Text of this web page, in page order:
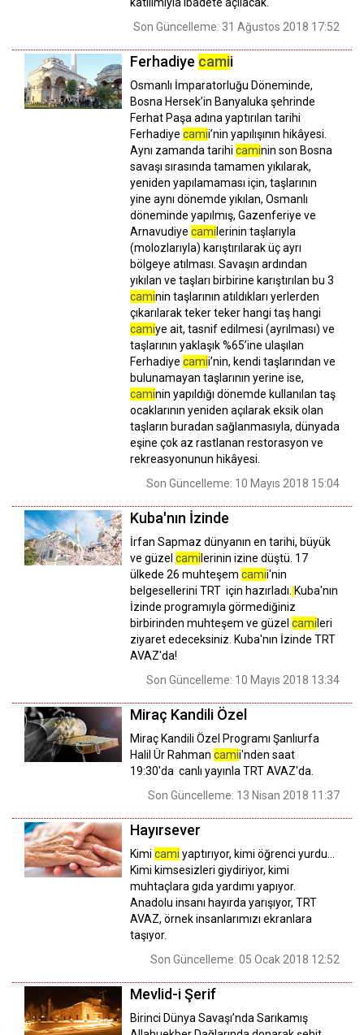
katılımıyla ibadete açılacak.
Son Güncelleme: 31 Ağustos 2018 17:52
Ferhadiye camii
Osmanlı İmparatorluğu Döneminde,
Bosna Hersek’in Banyaluka şehrinde
Ferhat Paşa adına yaptırılan tarihi
Ferhadiye camii’nin yapılışının hikâyesi.
Aynı zamanda tarihi caminin son Bosna
savaşı sırasında tamamen yıkılarak,
yeniden yapılamaması için, taşlarının
yine aynı dönemde yıkılan, Osmanlı
döneminde yapılmış, Gazenferiye ve
Arnavudiye cami lerinin taşlarıyla
(molozlarıyla) karıştırılarak üç ayrı
bölgeye atılması. Savaşın ardından
yıkılan ve taşları birbirine karıştırılan bu 3
caminin taşlarının atıldıkları yerlerden
çıkarılarak teker teker hangi taş hangi
camiye ait, tasnif edilmesi (ayrılması) ve
taşlarının yaklaşık %65’ine ulaşılan
Ferhadiye camii’nin, kendi taşlarından ve
bulunamayan taşlarının yerine ise,
caminin yapıldığı dönemde kullanılan taş
ocaklarının yeniden açılarak eksik olan
taşların buradan sağlanmasıyla, dünyada
eşine çok az rastlanan restorasyon ve
rekreasyonunun hikâyesi.
Son Güncelleme: 10 Mayıs 2018 15:04
Kuba'nın İzinde
İrfan Sapmaz dünyanın en tarihi, büyük
ve güzel cami lerinin izine düştü. 17
ülkede 26 muhteşem camii'nin
belgesellerini TRT için hazırladı. Kuba'nın
İzinde programıyla görmediğiniz
birbirinden muhteşem ve güzel cami leri
ziyaret edeceksiniz. Kuba'nın İzinde TRT
AVAZ'da!
Son Güncelleme: 10 Mayıs 2018 13:34
Miraç Kandili Özel
Miraç Kandili Özel Programı Şanlıurfa
Halil Ür Rahman camii'nden saat
19:30'da canlı yayınla TRT AVAZ'da.
Son Güncelleme: 13 Nisan 2018 11:37
Hayırsever
Kimi cami yaptırıyor, kimi öğrenci yurdu...
Kimi kimsesizleri giydiriyor, kimi
muhtaçlara gıda yardımı yapıyor.
Anadolu insanı hayırda yarışıyor, TRT
AVAZ, örnek insanlarımızı ekranlara
taşıyor.
Son Güncelleme: 05 Ocak 2018 12:52
Mevlid-i Şerif
Birinci Dünya Savaşı’nda Sarıkamış